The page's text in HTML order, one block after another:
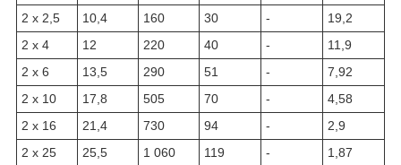
2 x 2,5
10,4 160 30 -
19,2
2 x 4
12 220 40 -
11,9
2 x 6
13,5 290 51 -
7,92
2 x 10
17,8 505 70 -
4,58
2 x 16
21,4 730 94 -
2,9
2 x 25
25,5 1 060 119 -
1,87